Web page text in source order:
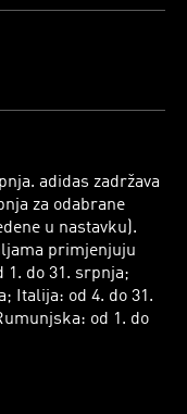
adidas zadržava
za odabrane
u nastavku).
primjenjuju
do 31. srpnja;
Italija: od 4. do 31.
od 1. do